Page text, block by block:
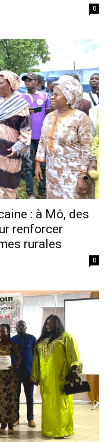
0
: à Mô, des
renforcer
rurales
0